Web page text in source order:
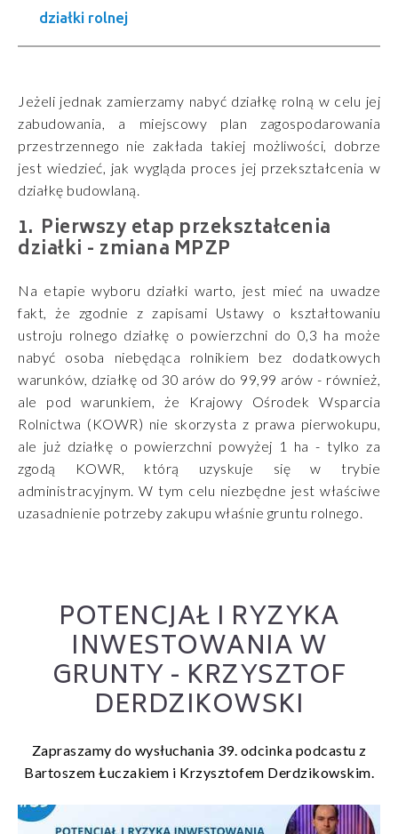
działki rolnej
Jeżeli jednak zamierzamy nabyć działkę rolną w celu jej
zabudowania, a miejscowy plan zagospodarowania
przestrzennego nie zakłada takiej możliwości, dobrze
jest wiedzieć, jak wygląda proces jej przekształcenia w
działkę budowlaną.
Pierwszy etap przekształcenia
działki - zmiana MPZP
Na etapie wyboru działki warto, jest mieć na uwadze
fakt, że zgodnie z zapisami Ustawy o kształtowaniu
ustroju rolnego działkę o powierzchni do 0,3 ha może
nabyć osoba niebędąca rolnikiem bez dodatkowych
warunków, działkę od 30 arów do 99,99 arów - również,
ale pod warunkiem, że Krajowy Ośrodek Wsparcia
Rolnictwa (KOWR) nie skorzysta z prawa pierwokupu,
ale już działkę o powierzchni powyżej 1 ha - tylko za
zgodą KOWR, którą uzyskuje się w trybie
administracyjnym. W tym celu niezbędne jest właściwe
uzasadnienie potrzeby zakupu właśnie gruntu rolnego.
POTENCJAŁ I RYZYKA
INWESTOWANIA W
GRUNTY - KRZYSZTOF
DERDZIKOWSKI
Zapraszamy do wysłuchania 39. odcinka podcastu z
Bartoszem Łuczakiem i Krzysztofem Derdzikowskim.